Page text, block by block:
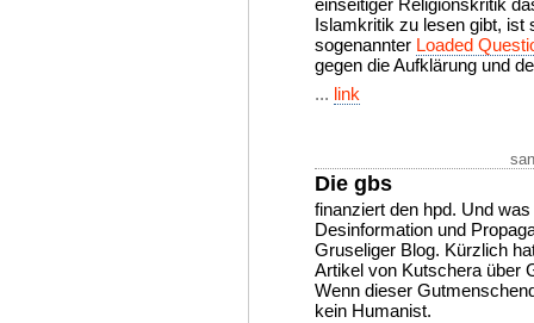
einseitiger Religionskritik
Islamkritik zu lesen gibt, ist
sogenannter Loaded
gegen die Aufklärung und
... link
Die gbs
finanziert den hpd. Und
Desinformation und
Gruseliger Blog. Kürzlich
Artikel von Kutschera über
Wenn dieser
kein Humanist.